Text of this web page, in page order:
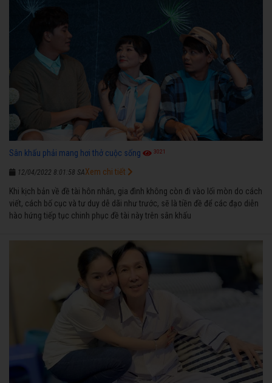
Sân khấu phải mang hơi thở cuộc sống 3021
12/04/2022 8:01:58 SA
Khi kịch bản về đề tài hôn nhân, gia đình không còn đi vào lối mòn do cách
viết, cách bố cục và tư duy dễ dãi như trước, sẽ là tiền đề để các đạo diễn
hào hứng tiếp tục chinh phục đề tài này trên sân khấu
Xem chi tiết